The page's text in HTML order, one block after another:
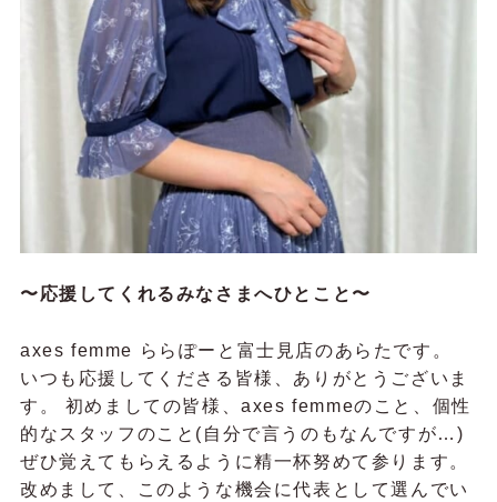
〜応援してくれるみなさまへひとこと〜
axes femme ららぽーと富士見店のあらたです。
いつも応援してくださる皆様、ありがとうございま
す。 初めましての皆様、axes femmeのこと、個性
的なスタッフのこと(自分で言うのもなんですが…)
ぜひ覚えてもらえるように精一杯努めて参ります。
改めまして、このような機会に代表として選んでい